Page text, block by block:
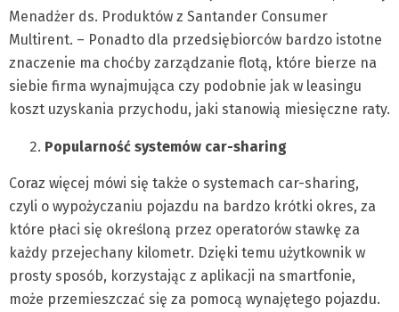
Menadżer ds. Produktów z Santander Consumer
Multirent. – Ponadto dla przedsiębiorców bardzo istotne
znaczenie ma choćby zarządzanie flotą, które bierze na
siebie firma wynajmująca czy podobnie jak w leasingu
koszt uzyskania przychodu, jaki stanowią miesięczne raty.
Popularność systemów car-sharing
Coraz więcej mówi się także o systemach car-sharing,
czyli o wypożyczaniu pojazdu na bardzo krótki okres, za
które płaci się określoną przez operatorów stawkę za
każdy przejechany kilometr. Dzięki temu użytkownik w
prosty sposób, korzystając z aplikacji na smartfonie,
może przemieszczać się za pomocą wynajętego pojazdu.